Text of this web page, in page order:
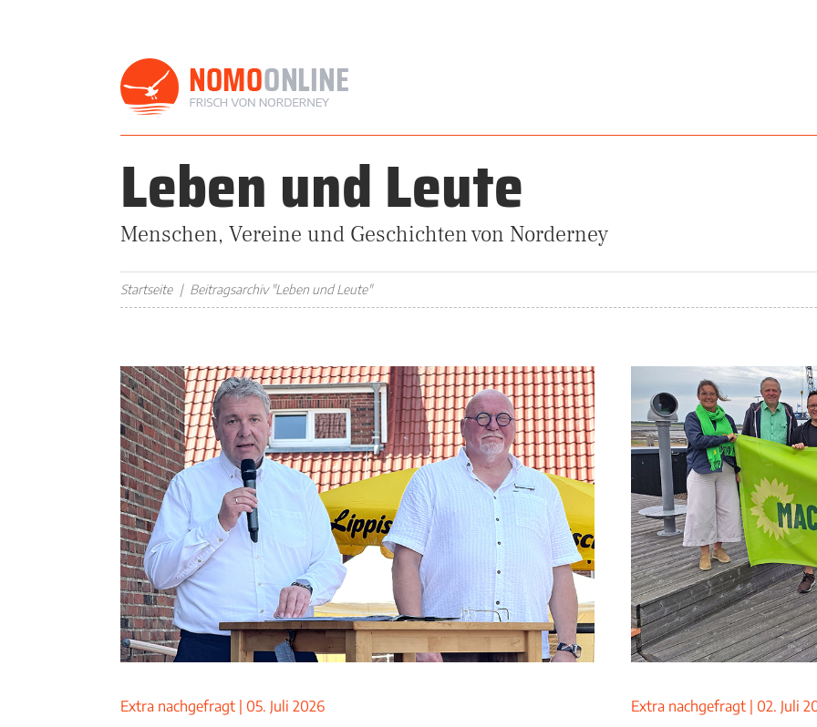
Leben und Leute
Menschen, Vereine und Geschichten von Norderney
Startseite Beitragsarchiv "Leben und Leute"
Extra nachgefragt 05. Juli 2026 Extra nachgefragt 02. Juli